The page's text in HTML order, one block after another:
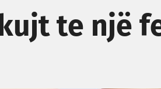
te një